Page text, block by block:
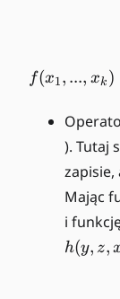
f(x1, ..., xk )
). Tutaj
zapisie,
Mając
i
h(y, z,